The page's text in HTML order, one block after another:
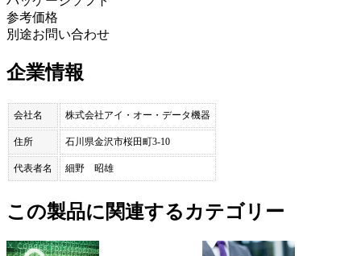
参考価格
別途お問い合わせ
企業情報
会社名 株式会社アイ・オー・データ機器
住所 石川県金沢市桜田町3-10
代表者名 細野 昭雄
この製品に関連するカテゴリー